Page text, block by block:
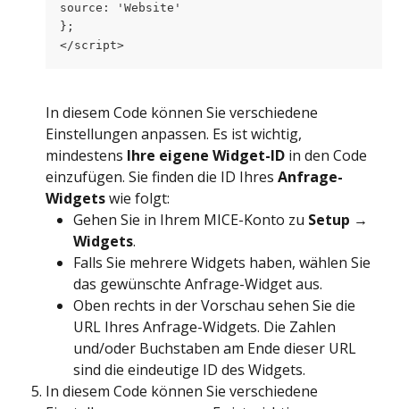
source: 'Website'
};
</script>
In diesem Code können Sie verschiedene
Einstellungen anpassen. Es ist wichtig,
mindestens Ihre eigene Widget-ID in den Code
einzufügen. Sie finden die ID Ihres Anfrage-
Widgets wie folgt:
Gehen Sie in Ihrem MICE-Konto zu Setup →
Widgets.
Falls Sie mehrere Widgets haben, wählen Sie
das gewünschte Anfrage-Widget aus.
Oben rechts in der Vorschau sehen Sie die
URL Ihres Anfrage-Widgets. Die Zahlen
und/oder Buchstaben am Ende dieser URL
sind die eindeutige ID des Widgets.
In diesem Code können Sie verschiedene